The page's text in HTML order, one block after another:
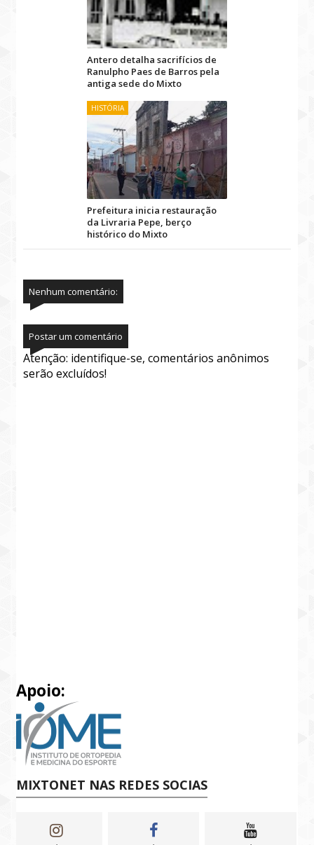
Antero detalha sacrifícios de
Ranulpho Paes de Barros pela
antiga sede do Mixto
HISTÓRIA
Prefeitura inicia restauração
da Livraria Pepe, berço
histórico do Mixto
Nenhum comentário:
Postar um comentário
Atenção: identifique-se, comentários anônimos
serão excluídos!
Apoio:
MIXTONET NAS REDES SOCIAS